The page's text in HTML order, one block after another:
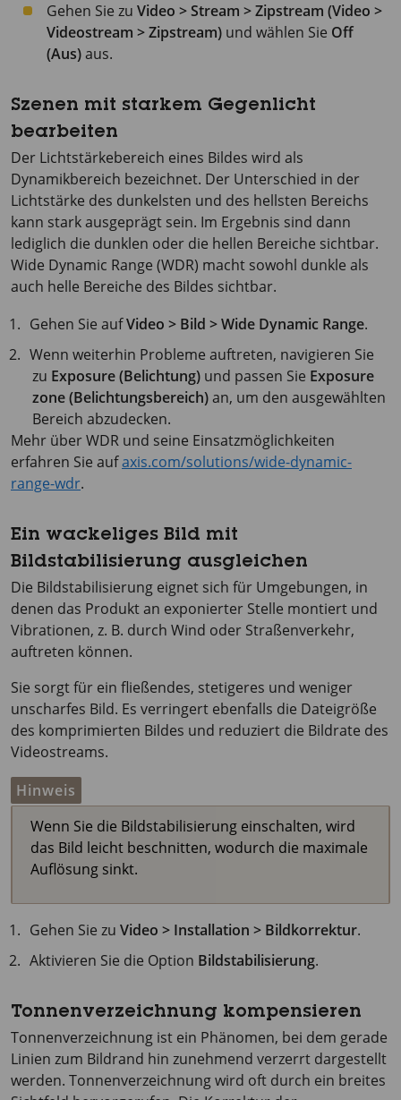
Gehen Sie zu Video > Stream > Zipstream (Video >
Videostream > Zipstream) und wählen Sie Off
(Aus)aus.
Szenen mit starkem Gegenlicht
bearbeiten
Der Lichtstärkebereich eines Bildes wird als
Dynamikbereich bezeichnet. Der Unterschied in der
Lichtstärke des dunkelsten und des hellsten Bereichs
kann stark ausgeprägt sein. Im Ergebnis sind dann
lediglich die dunklen oder die hellen Bereiche sichtbar.
Wide Dynamic Range (WDR) macht sowohl dunkle als
auch helle Bereiche des Bildes sichtbar.
Gehen Sie aufVideo > Bild > Wide Dynamic Range.
Wenn weiterhin Probleme auftreten, navigieren Sie
zu Exposure (Belichtung) und passen Sie Exposure
zone (Belichtungsbereich)an, um den ausgewählten
Bereich abzudecken.
Mehr über WDR und seine Einsatzmöglichkeiten
erfahren Sie aufaxis.com/solutions/wide-dynamic-
range-wdr.
Ein wackeliges Bild mit
Bildstabilisierung ausgleichen
Die Bildstabilisierung eignet sich für Umgebungen, in
denen das Produkt an exponierter Stelle montiert und
Vibrationen, z. B. durch Wind oder Straßenverkehr,
auftreten können.
Sie sorgt für ein fließendes, stetigeres und weniger
unscharfes Bild. Es verringert ebenfalls die Dateigröße
des komprimierten Bildes und reduziert die Bildrate des
Videostreams.
Hinweis
Wenn Sie die Bildstabilisierung einschalten, wird
das Bild leicht beschnitten, wodurch die maximale
Auflösung sinkt.
Gehen Sie zuVideo > Installation > Bildkorrektur.
Aktivieren Sie die Option Bildstabilisierung.
Tonnenverzeichnung kompensieren
Tonnenverzeichnung ist ein Phänomen, bei dem gerade
Linien zum Bildrand hin zunehmend verzerrt dargestellt
werden. Tonnenverzeichnung wird oft durch ein breites